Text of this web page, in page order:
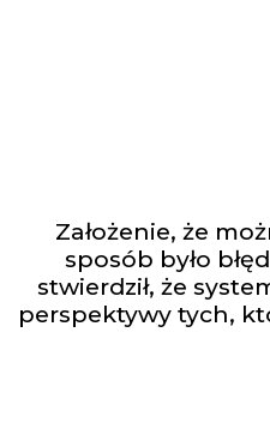
Założenie, że
sposób było
stwierdził, że
perspektywy tych,